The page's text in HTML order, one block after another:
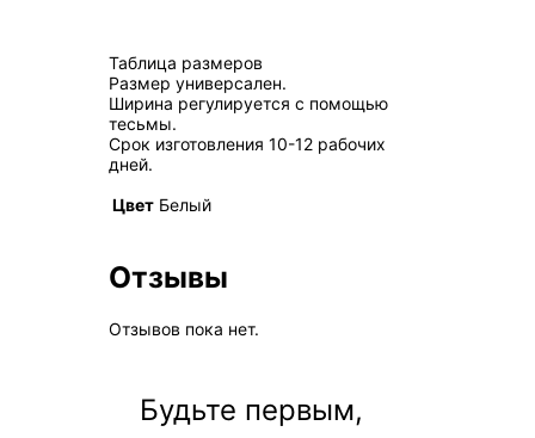
Таблица размеров
Размер универсален.
Ширина регулируется с помощью
тесьмы.
Срок изготовления 10-12 рабочих
дней.
Цвет Белый
Отзывы
Отзывов пока нет.
Будьте первым,